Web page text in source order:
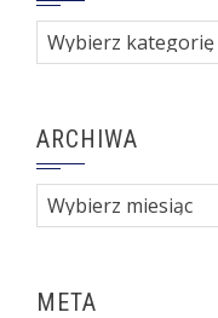
Kategorie
ARCHIWA
Archiwa
META